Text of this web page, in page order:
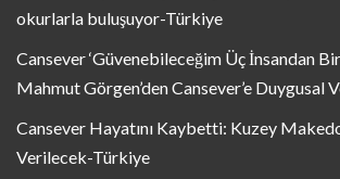
okurlarla buluşuyor-Türkiye
Cansever ‘Güvenebileceğim Üç İnsandan
Mahmut Görgen’den Cansever’e Duygusal
Cansever Hayatını Kaybetti: Kuzey
Verilecek-Türkiye